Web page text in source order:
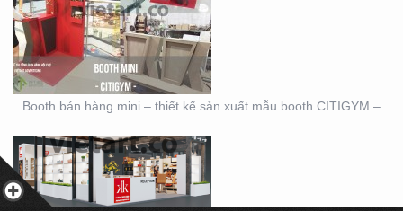
Booth bán hàng mini – thiết kế sản xuất mẫu booth CITIGYM –
MẪU GIAN KITCHEN
KONCEPT
CÁCH TẠO RA THIẾT KẾ